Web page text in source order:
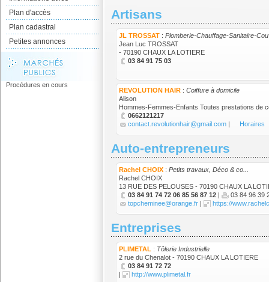
Plan d'accès
Plan cadastral
Petites annonces
Procédures en cours
Artisans
JL TROSSAT : Plomberie-Chauffage-Sanitaire-
Jean Luc TROSSAT
- 70190 CHAUX LA LOTIERE
03 84 91 75 03
REVOLUTION HAIR: Coiffure à domicile
Alison
Hommes-Femmes-Enfants Toutes prestations de
0662121217
contact.revolutionhair@gmail.com| Horaires
Auto-entrepreneurs
Rachel CHOIX : Petits travaux, Déco & co...
Rachel CHOIX
13 RUE DES PELOUSES - 70190 CHAUX LA
03 84 91 74 72 06 85 56 87 12 |
03 84 96 39
topcheminee@orange.fr| https://
Entreprises
PLIMETAL : Tôlerie Industrielle
2 rue du Chenalot - 70190 CHAUX LA LOTIERE
03 84 91 72 72
|
http://www.plimetal.fr